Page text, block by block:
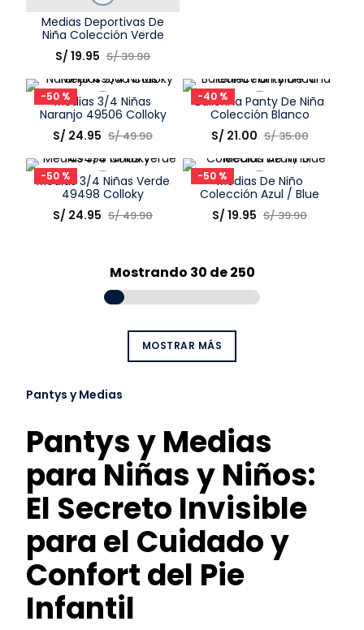
Talla
COMPRAR
Medias Deportivas De
Niña Colección Verde
S/ 19.95 S/39.90
-50 %
Elige una opción
COMPRAR
Medias 3/4 Niñas
Naranjo 49506 Colloky
S/ 24.95 S/49.90
-40 %
Elige una opción
COMPRAR
Ballerina Panty De Niña
Colección Blanco
S/ 21.00 S/35.00
-50 %
COMPRAR
Medias 3/4 Niñas Verde
49498 Colloky
S/ 24.95 S/49.90
-50 %
COMPRAR
Medias De Niño
Colección Azul / Blue
S/ 19.95 S/39.90
Mostrando 30 de 250
MOSTRAR MÁS
Pantys y Medias
Pantys y Medias
para Niñas y Niños:
El Secreto Invisible
para el Cuidado y
Confort del Pie
Infantil